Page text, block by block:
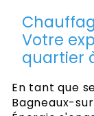
Votre
quartier
En tant que
Bagneaux-